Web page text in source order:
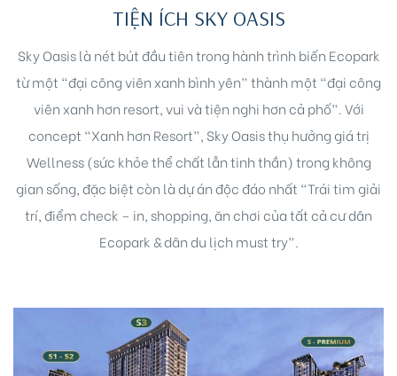
TIỆN ÍCH SKY OASIS
Sky Oasis là nét bút đầu tiên trong hành trình biến Ecopark
từ một “đại công viên xanh bình yên” thành một “đại công
viên xanh hơn resort, vui và tiện nghi hơn cả phố”. Với
concept “Xanh hơn Resort”, Sky Oasis thụ hưởng giá trị
Wellness (sức khỏe thể chất lẫn tinh thần) trong không
gian sống, đặc biệt còn là dự án độc đáo nhất “Trái tim giải
trí, điểm check – in, shopping, ăn chơi của tất cả cư dân
Ecopark & dân du lịch must try”.